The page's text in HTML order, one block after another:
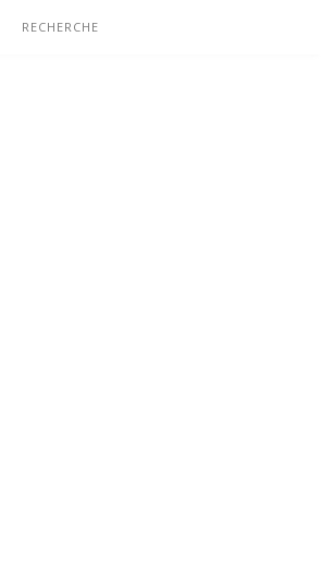
RECHERCHE